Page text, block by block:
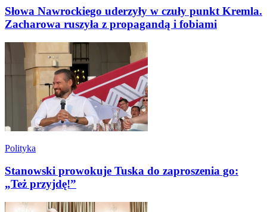
Słowa Nawrockiego uderzyły w czuły punkt Kremla.
Zacharowa ruszyła z propagandą i fobiami
Polityka
Stanowski prowokuje Tuska do zaproszenia go:
„Też przyjdę!”